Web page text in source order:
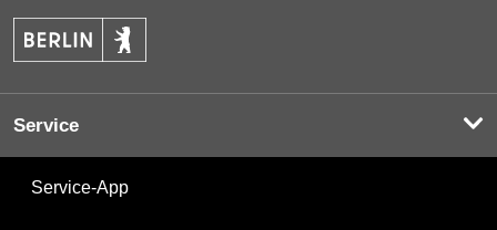
Service
Service-App